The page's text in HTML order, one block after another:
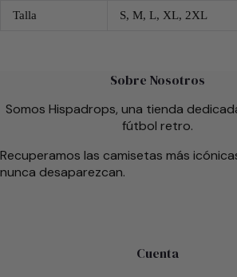
Talla S, M, L, XL, 2XL
Sobre Nosotros
Somos Hispadrops, una tienda
fútbol retro.
Recuperamos las camisetas más
nunca desaparezcan.
Cuenta